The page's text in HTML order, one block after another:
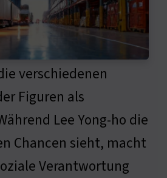
verschiedenen
Figuren als
Lee Yong-ho die
Chancen sieht, macht
Verantwortung